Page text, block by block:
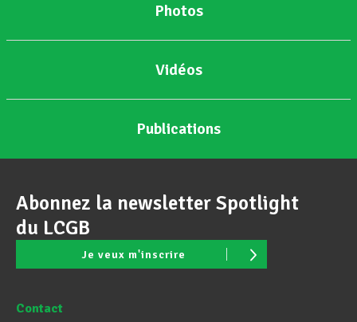
Photos
Vidéos
Publications
Abonnez la newsletter Spotlight
du LCGB
Je veux m'inscrire
Contact